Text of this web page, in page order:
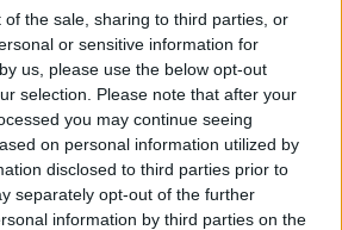
of the sale, sharing to third parties, or
or sensitive information for
us, please use the below opt-out
selection. Please note that after your
you may continue seeing
on personal information utilized by
disclosed to third parties prior to
separately opt-out of the further
information by third parties on the
har ett bra förslag till vad jag kan
när vi ska ha ca 50 pers på
går att förbereda dagen före och
dag!
blogg 🙂